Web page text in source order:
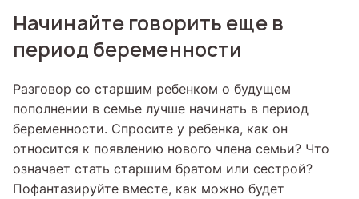
Начинайте говорить еще в
период беременности
Разговор со старшим ребенком о будущем
пополнении в семье лучше начинать в период
беременности. Спросите у ребенка, как он
относится к появлению нового члена семьи? Что
означает стать старшим братом или сестрой?
Пофантазируйте вместе, как можно будет